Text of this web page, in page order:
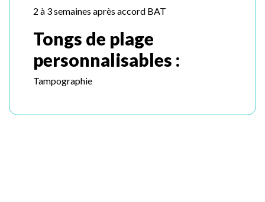
2 à 3 semaines après accord BAT
Tongs de plage
personnalisables :
Tampographie